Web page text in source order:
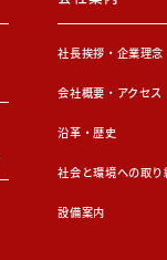
社長挨拶・企業理念
会社概要・アクセス
沿革・歴史
社会と環境への取り
設備案内